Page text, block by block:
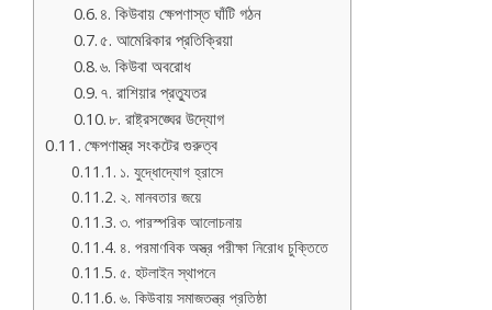
৪. কিউবায় ক্ষেপণাস্ত ঘাঁটি গঠন
৫. আমেরিকার প্রতিক্রিয়া
৬. কিউবা অবরোধ
৭. রাশিয়ার প্রত্যুতর
৮. রাষ্ট্রসঙ্ঘের উদ্যোগ
ক্ষেপণাস্ত্র সংকটের গুরুত্ব
১. যুদ্ধোদ্যোগ হ্রাসে
২. মানবতার জয়ে
৩. পারস্পরিক আলোচনায়
৪. পরমাণবিক অস্ত্র পরীক্ষা নিরোধ চুক্তিতে
৫. হটলাইন স্থাপনে
৬. কিউবায় সমাজতন্ত্র প্রতিষ্ঠা